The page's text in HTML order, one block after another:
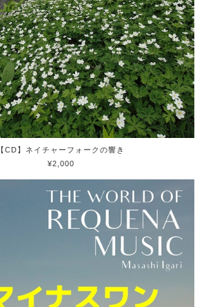
【CD】ネイチャーフォークの響き
¥2,000